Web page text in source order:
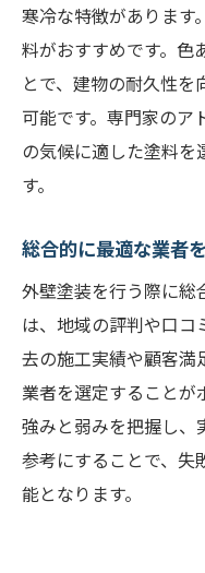
寒冷な特徴があります
料がおすすめです。色
とで、建物の耐久性
可能です。専門家のア
の気候に適した塗料を
す。
総合的に最適な業者
外壁塗装を行う際に総
は、地域の評判や口コ
去の施工実績や顧客満
業者を選定することが
強みと弱みを把握し、
参考にすることで、失
能となります。